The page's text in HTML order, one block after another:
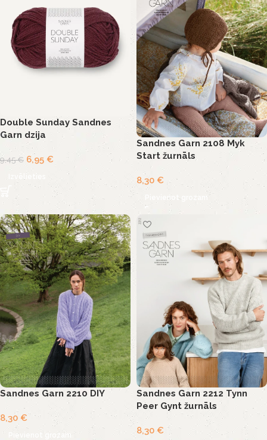
Double Sunday Sandnes
Garn dzija
9,45€ 6,95 €
Izvēlieties
Sandnes Garn 2108 Myk
Start žurnāls
8,30 €
Pievienot grozam
Sandnes Garn 2210 DIY
8,30 €
Pievienot grozam
Sandnes Garn 2212 Tynn
Peer Gynt žurnāls
8,30€